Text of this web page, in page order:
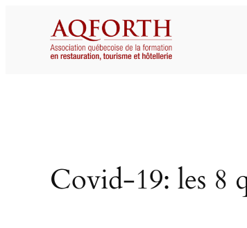
Covid-19: les 8